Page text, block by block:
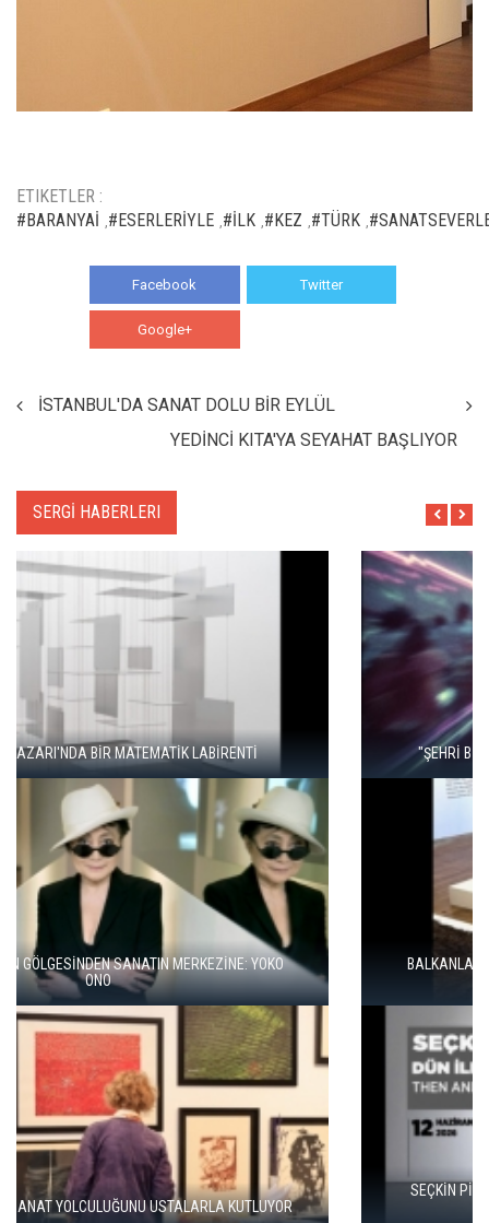
ETIKETLER :
#BARANYAİ #ESERLERİYLE #İLK #KEZ #TÜRK
Facebook Twitter
Google+
İSTANBUL'DA SANAT DOLU BİR EYLÜL
YEDİNCİ KITA'YA SEYAHAT BAŞLIYOR
SERGİ HABERLERI
"ŞEHRİ BİZ ÖĞRENMİYORUZ, TELEFONUMUZ ÖĞRENİYOR"
BALKANLAR'DAN ALÇITEPE'YE GÖÇÜN HİKAYESİ: "KÖK HALI"
SERGİSİ AÇILDI
SEÇKİN PİRİM İLE ŞEREFİYE SARNICI'NDA "DÜN İLE BUGÜN"
SERGİSİ